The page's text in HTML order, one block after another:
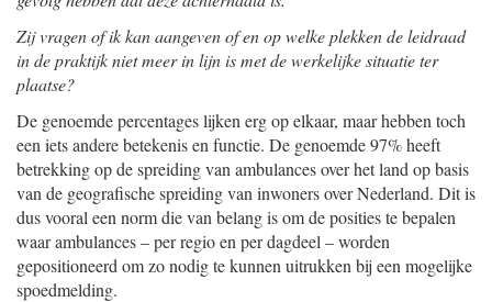
Zij vragen of ik kan aangeven of en op welke plekken de leidraad
in de praktijk niet meer in lijn is met de werkelijke situatie ter
plaatse?
De genoemde percentages lijken erg op elkaar, maar hebben toch
een iets andere betekenis en functie. De genoemde 97% heeft
betrekking op de spreiding van ambulances over het land op basis
van de geografische spreiding van inwoners over Nederland. Dit is
dus vooral een norm die van belang is om de posities te bepalen
waar ambulances – per regio en per dagdeel – worden
gepositioneerd om zo nodig te kunnen uitrukken bij een mogelijke
spoedmelding.